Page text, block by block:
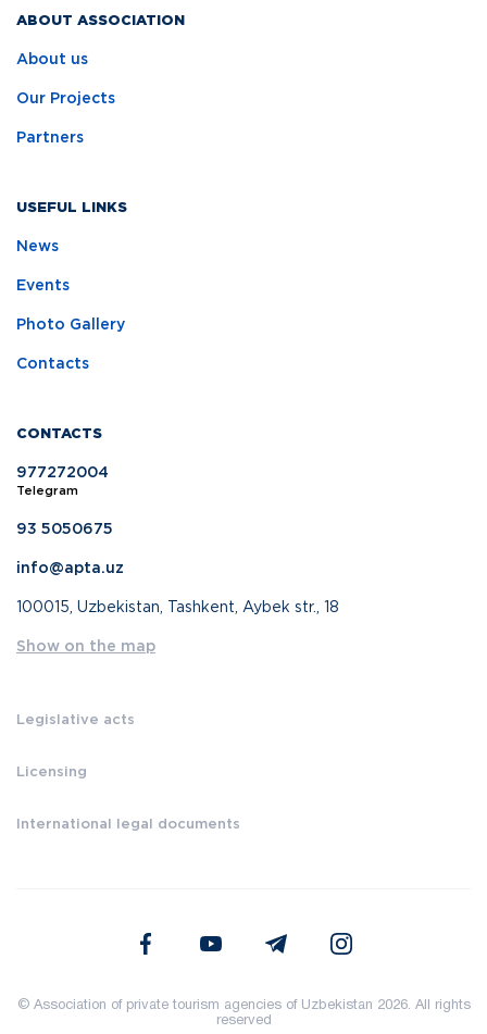
ABOUT ASSOCIATION
About us
Our Projects
Partners
USEFUL LINKS
News
Events
Photo Gallery
Contacts
CONTACTS
977272004
Telegram
93 5050675
info@apta.uz
100015, Uzbekistan, Tashkent, Aybek str., 18
Show on the map
Legislative acts
Licensing
International legal documents
© Association of private tourism agencies of Uzbekistan 2026. All rights
reserved